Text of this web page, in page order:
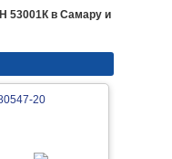
53001К в Самару и